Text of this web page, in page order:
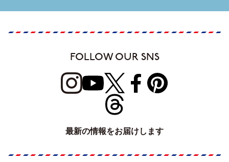
FOLLOW OUR SNS
最新の情報をお届けします